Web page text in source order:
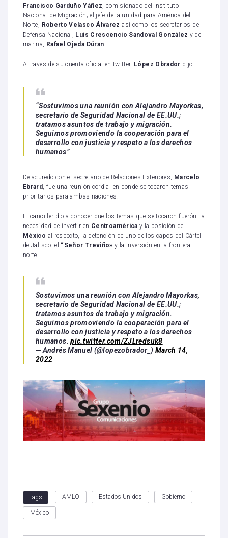
Francisco Garduño Yáñez, comisionado del Instituto
Nacional de Migración; el jefe de la unidad para América del
Norte, Roberto Velasco Álvarez así como los secretarios de
Defensa Nacional, Luis Crescencio Sandoval González y de
marina, Rafael Ojeda Dúran.
A traves de su cuenta oficial en twitter, López Obrador dijo:
“Sostuvimos una reunión con Alejandro Mayorkas,
secretario de Seguridad Nacional de EE.UU.;
tratamos asuntos de trabajo y migración.
Seguimos promoviendo la cooperación para el
desarrollo con justicia y respeto a los derechos
humanos”
De acuredo con el secretario de Relaciones Exteriores, Marcelo
Ebrard , fue una reunión cordial en donde se tocaron temas
prioritarios para ambas naciones.
El canciller dio a conocer que los temas que se tocaron fuerón: la
necesidad de invertir en Centroaméricay la posición de
México al respecto, la detención de uno de los capos del Cártel
de Jalisco, el “Señor Treviño» y la inversión en la frontera
norte.
Sostuvimos una reunión con Alejandro Mayorkas,
secretario de Seguridad Nacional de EE.UU.;
tratamos asuntos de trabajo y migración.
Seguimos promoviendo la cooperación para el
desarrollo con justicia y respeto a los derechos
humanos.pic.twitter.com/ZJLredsuk8
— Andrés Manuel (@lopezobrador_) March 14,
2022
Tags AMLO Estados Unidos Gobierno
México